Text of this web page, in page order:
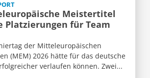
Meistertitel
Platzierungen für Team
der Mitteleuropäischen
(MEM) 2026 hätte für das deutsche
verlaufen können. Zwei...